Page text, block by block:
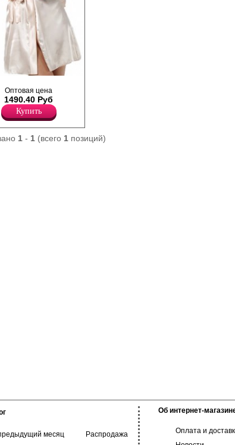
с поясом, рукав
окантовка по
оформлен
Оптовая цена
1490.40 Руб
Купить
1- 1(всего 1позиций)
месяц Распродажа
Об интернет-
Оплата и